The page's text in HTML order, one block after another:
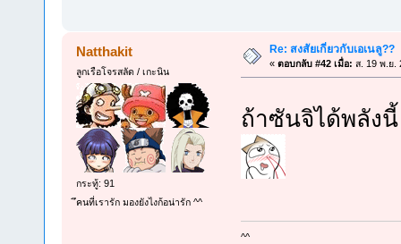
Natthakit
ลูกเรือโจรสลัด / เกะนิน
กระทู้: 91
ึคนที่เรารัก มองยังไงก้อน่ารัก ^^
Re: สงสัยเกี่ยวกับเอเนลู??
« ตอบกลับ #42 เมื่อ: ส. 19 พ.ย.
ถ้าซันจิได้พลัง
^^